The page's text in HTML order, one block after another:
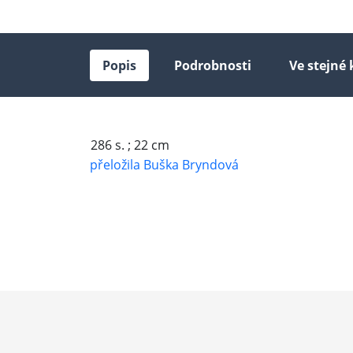
Popis Podrobnosti Ve stejné
286 s. ; 22 cm
přeložila Buška Bryndová